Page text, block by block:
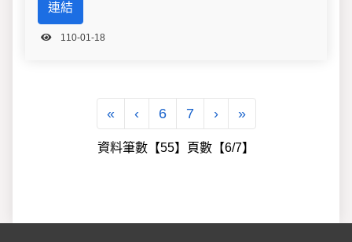
連結
110-01-18
«第一頁
‹上一頁
6 7 ›下一頁
»最後一頁
資料筆數【55】頁數【6/7】